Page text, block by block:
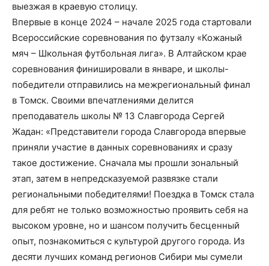
выезжая в краевую столицу.
Впервые в конце 2024 – начале 2025 года стартовали
Всероссийские соревнования по футзалу «Кожаный
мяч – Школьная футбольная лига». В Алтайском крае
соревнования финишировали в январе, и школы-
победители отправились на межрегиональный финал
в Томск. Своими впечатлениями делится
преподаватель школы № 13 Славгорода Сергей
Жадан: «Представители города Славгорода впервые
приняли участие в данных соревнованиях и сразу
такое достижение. Сначала мы прошли зональный
этап, затем в непредсказуемой развязке стали
региональными победителями! Поездка в Томск стала
для ребят не только возможностью проявить себя на
высоком уровне, но и шансом получить бесценный
опыт, познакомиться с культурой другого города. Из
десяти лучших команд регионов Сибири мы сумели